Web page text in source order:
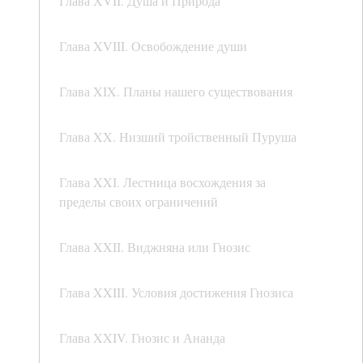
Глава XVIII. Освобождение души
Глава XIX. Планы нашего существования
Глава XX. Низший тройственный Пуруша
Глава XXI. Лестница восхождения за
пределы своих ограничений
Глава XXII. Виджняна или Гнозис
Глава XXIII. Условия достижения Гнозиса
Глава XXIV. Гнозис и Ананда